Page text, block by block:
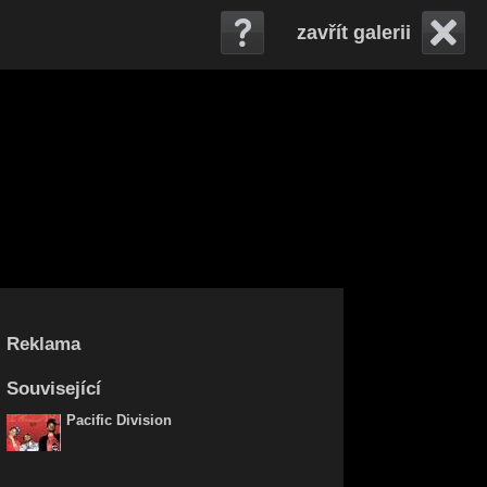
zavřít galerii
Reklama
Související
Pacific Division